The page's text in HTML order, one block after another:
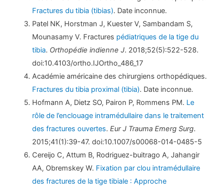
Fractures du tibia (tibias). Date inconnue.
Patel NK, Horstman J, Kuester V, Sambandam S,
Mounasamy V. Fractures pédiatriques de la tige du
tibia. Orthopédie indienne J. 2018;52(5):522-528.
doi:10.4103/ortho.IJOrtho_486_17
Académie américaine des chirurgiens orthopédiques.
Fractures du tibia proximal (tibia). Date inconnue.
Hofmann A, Dietz SO, Pairon P, Rommens PM. Le
rôle de l’enclouage intramédullaire dans le traitement
des fractures ouvertes.Eur J Trauma Emerg Surg.
2015;41(1):39-47. doi:10.1007/s00068-014-0485-5
Cereijo C, Attum B, Rodriguez-buitrago A, Jahangir
AA, Obremskey W. Fixation par clou intramédullaire
des fractures de la tige tibiale : Approche